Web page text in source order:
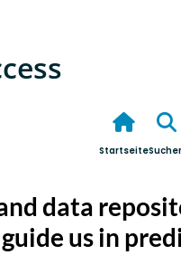
Startseite
data
us in